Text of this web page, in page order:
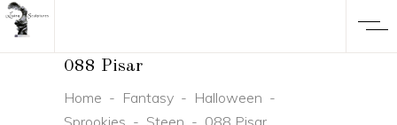
088 Pisar
Home - Fantasy- Halloween -
Sprookjes - Steen - 088 Pisar